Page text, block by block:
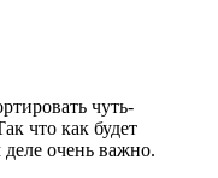
чуть-
что как будет
деле очень важно.